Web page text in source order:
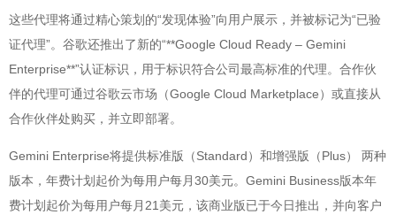
这些代理将通过精心策划的“发现体验”向用户展示，并被标记为“已验
证代理”。谷歌还推出了新的“**Google Cloud Ready – Gemini
Enterprise**”认证标识，用于标识符合公司最高标准的代理。合作伙
伴的代理可通过谷歌云市场（Google Cloud Marketplace）或直接从
合作伙伴处购买，并立即部署。
Gemini Enterprise将提供标准版（Standard）和增强版（Plus） 两种
版本，年费计划起价为每用户每月30美元。Gemini Business版本年
费计划起价为每用户每月21美元，该商业版已于今日推出，并向客户